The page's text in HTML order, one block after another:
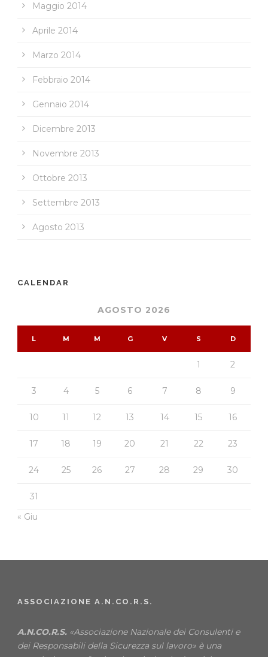
Maggio 2014
Aprile 2014
Marzo 2014
Febbraio 2014
Gennaio 2014
Dicembre 2013
Novembre 2013
Ottobre 2013
Settembre 2013
Agosto 2013
CALENDAR
AGOSTO 2026
L M M G V S D
1 2
3 4 5 6 7 8 9
10 11 12 13 14 15 16
17 18 19 20 21 22 23
24 25 26 27 28 29 30
31
« Giu
ASSOCIAZIONE A.N.CO.R.S.
A.N.CO.R.S. «Associazione Nazionale dei Consulenti e
dei Responsabili della Sicurezza sul lavoro» è una